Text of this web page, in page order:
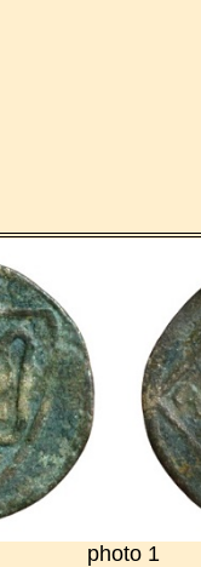
photo 1